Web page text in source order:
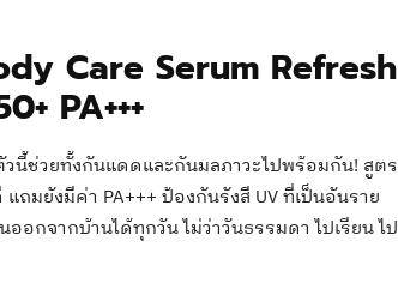
Care Serum Refresh
PA+++
ช่วยทั้งกันแดดและกันมลภาวะไปพร้อมกัน! สูตร
มยังมีค่า PA+++ ป้องกันรังสี UV ที่เป็นอันราย
กจากบ้านได้ทุกวัน ไม่ว่าวันธรรมดา ไปเรียน ไป